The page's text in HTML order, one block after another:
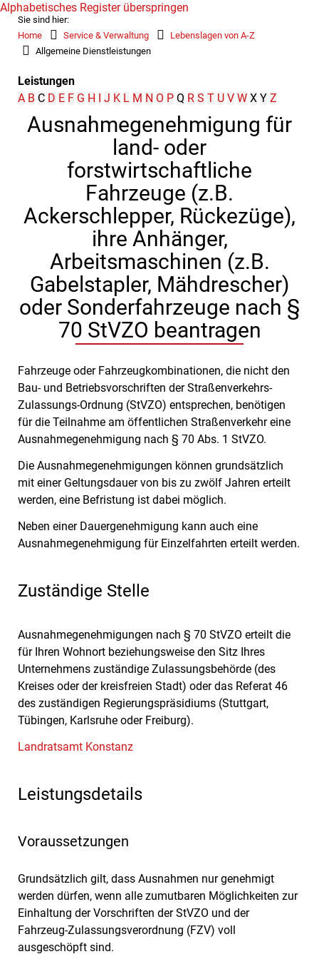
Sie sind hier:
Home
Service & Verwaltung
Lebenslagen von A-Z
Allgemeine Dienstleistungen
Leistungen
Alphabetisches Register überspringen
A B C D E F G H I J K L M N O P Q R S T U V W X Y Z
Ausnahmegenehmigung für
land- oder
forstwirtschaftliche
Fahrzeuge (z.B.
Ackerschlepper, Rückezüge),
ihre Anhänger,
Arbeitsmaschinen (z.B.
Gabelstapler, Mähdrescher)
oder Sonderfahrzeuge nach §
70 StVZO beantragen
Fahrzeuge oder Fahrzeugkombinationen, die nicht den
Bau- und Betriebsvorschriften der Straßenverkehrs-
Zulassungs-Ordnung (StVZO) entsprechen, benötigen
für die Teilnahme am öffentlichen Straßenverkehr eine
Ausnahmegenehmigung nach § 70 Abs. 1 StVZO.
Die Ausnahmegenehmigungen können grundsätzlich
mit einer Geltungsdauer von bis zu zwölf Jahren erteilt
werden, eine Befristung ist dabei möglich.
Neben einer Dauergenehmigung kann auch eine
Ausnahmegenehmigung für Einzelfahrten erteilt werden.
Zuständige Stelle
Ausnahmegenehmigungen nach § 70 StVZO erteilt die
für Ihren Wohnort beziehungsweise den Sitz Ihres
Unternehmens zuständige Zulassungsbehörde (des
Kreises oder der kreisfreien Stadt) oder das Referat 46
des zuständigen Regierungspräsidiums (Stuttgart,
Tübingen, Karlsruhe oder Freiburg).
Landratsamt Konstanz
Leistungsdetails
Voraussetzungen
Grundsätzlich gilt, dass Ausnahmen nur genehmigt
werden dürfen, wenn alle zumutbaren Möglichkeiten zur
Einhaltung der Vorschriften der StVZO und der
Fahrzeug-Zulassungsverordnung (FZV) voll
ausgeschöpft sind.